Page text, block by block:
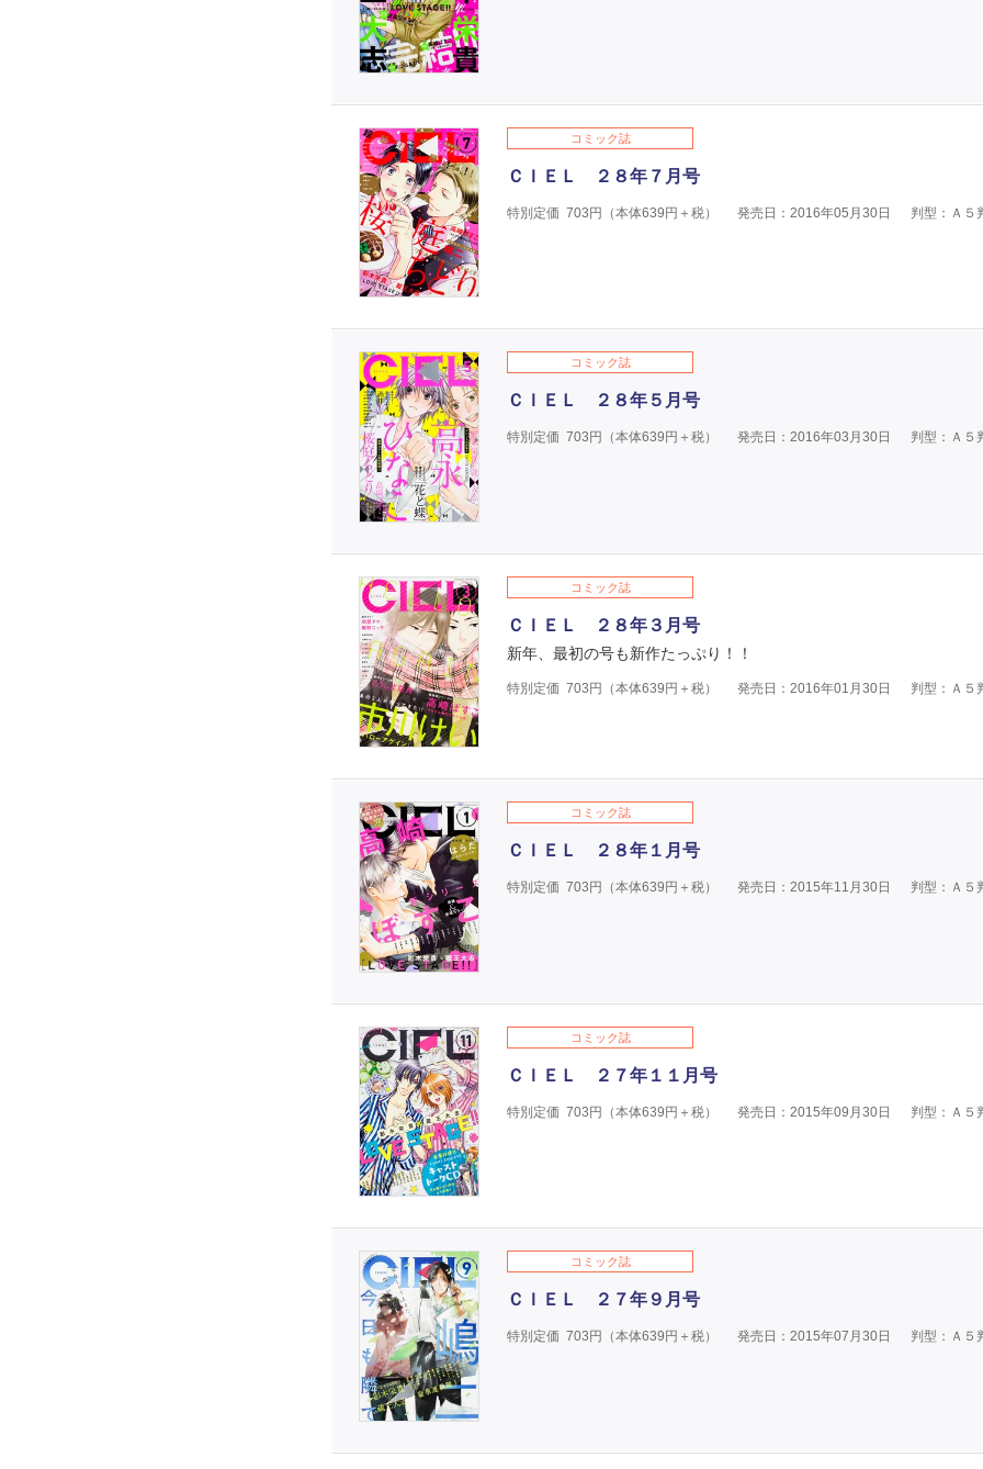
コミック誌
ＣＩＥＬ ２８年７月号
特別定価 703円（本体639円＋税） 発売日：2016年05月30日 判型：Ａ５
コミック誌
ＣＩＥＬ ２８年５月号
特別定価 703円（本体639円＋税） 発売日：2016年03月30日 判型：Ａ５
コミック誌
ＣＩＥＬ ２８年３月号
新年、最初の号も新作たっぷり！！
特別定価 703 円（本体639 円＋税） 発売日：2016年01月30日 判型：Ａ５
コミック誌
ＣＩＥＬ ２８年１月号
特別定価 703円（本体639円＋税） 発売日：2015年11月30日 判型：Ａ５
コミック誌
ＣＩＥＬ ２７年１１月号
特別定価 703円（本体639円＋税） 発売日：2015年09月30日 判型：Ａ５
コミック誌
ＣＩＥＬ ２７年９月号
特別定価 703円（本体639円＋税） 発売日：2015年07月30日 判型：Ａ５